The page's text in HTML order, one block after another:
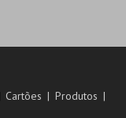
Cartões
Produtos